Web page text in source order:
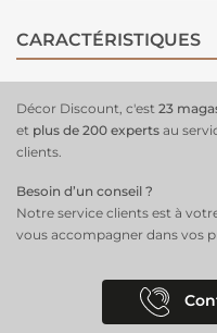
pour habiller un canapé, un
confortablement installé.
CARACTÉRISTIQUES
Décor Discount, c'est 23
et plus de 200 experts au
clients.
Besoin d’un conseil ?
Notre service clients est à
vous accompagner dans vos